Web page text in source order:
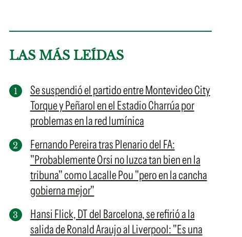
LAS MÁS LEÍDAS
Se suspendió el partido entre Montevideo City
Torque y Peñarol en el Estadio Charrúa por
problemas en la red lumínica
Fernando Pereira tras Plenario del FA:
"Probablemente Orsi no luzca tan bien en la
tribuna" como Lacalle Pou "pero en la cancha
gobierna mejor"
Hansi Flick, DT del Barcelona, se refirió a la
salida de Ronald Araujo al Liverpool: "Es una